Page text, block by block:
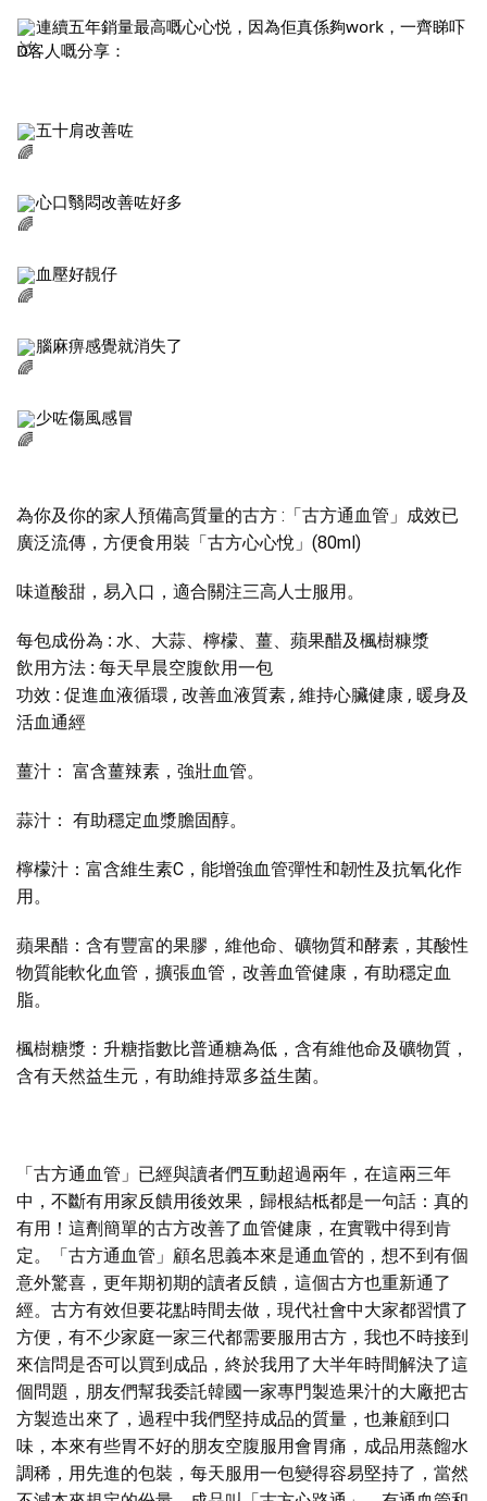
連續五年銷量最高嘅心心悦，因為佢真係夠work，一齊睇吓
D客人嘅分享：
五十肩改善咗
心口翳悶改善咗好多
血壓好靚仔
腦麻痹感覺就消失了
少咗傷風感冒
為你及你的家人預備高質量的古方 :「古方通血管」成效已
廣泛流傳，方便食用裝「古方心心悅」(80ml)
味道酸甜，易入口 ，適合關注三高人士服用。
每包成份為 : 水、大蒜、檸檬、薑、蘋果醋及楓樹糠漿
飲用方法 : 每天早晨空腹飲用一包
功效 : 促進血液循環 , 改善血液質素 , 維持心臟健康 , 暖身及
活血通經
薑汁： 富含薑辣素，強壯血管。
蒜汁： 有助穩定血漿膽固醇。
檸檬汁：富含維生素C，能增強血管彈性和韌性及抗氧化作
用。
蘋果醋：含有豐富的果膠，維他命、礦物質和酵素，其酸性
物質能軟化血管，擴張血管，改善血管健康，有助穩定血
脂。
楓樹糖漿 ： 升糖指數比普通糖為低，含有維他命及礦物質，
含有天然益生元，有助維持眾多益生菌。
「古方通血管」已經與讀者們互動超過兩年，在這兩三年
中，不斷有用家反饋用後效果，歸根結柢都是一句話：真的
有用！這劑簡單的古方改善了血管健康，在實戰中得到肯
定。「古方通血管」顧名思義本來是通血管的，想不到有個
意外驚喜，更年期初期的讀者反饋，這個古方也重新通了
經。古方有效但要花點時間去做，現代社會中大家都習慣了
方便，有不少家庭一家三代都需要服用古方，我也不時接到
來信問是否可以買到成品，終於我用了大半年時間解決了這
個問題，朋友們幫我委託韓國一家專門製造果汁的大廠把古
方製造出來了，過程中我們堅持成品的質量，也兼顧到口
味，本來有些胃不好的朋友空腹服用會胃痛，成品用蒸餾水
調稀，用先進的包裝，每天服用一包變得容易堅持了，當然